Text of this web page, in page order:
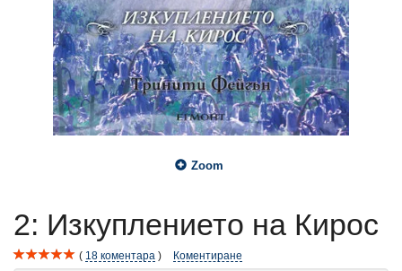
Zoom
2: Изкуплението на Кирос
18 коментара Коментиране